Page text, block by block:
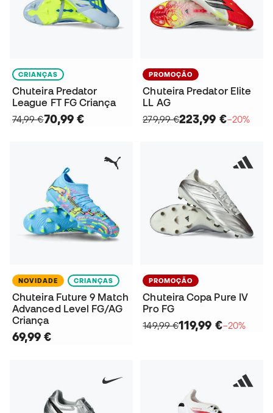
CRIANÇAS
Chuteira Predator
League FT FG Criança
74,99 €70,99 €
PROMOÇÃO
Chuteira Predator Elite
LL AG
279,99 €223,99 €−20%
NOVIDADE CRIANÇAS
Chuteira Future 9 Match
Advanced Level FG/AG
Criança
69,99 €
PROMOÇÃO
Chuteira Copa Pure IV
Pro FG
149,99 €119,99 €−20%